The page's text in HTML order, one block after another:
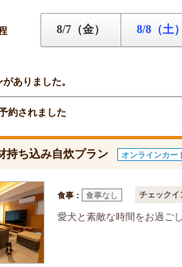
8/7（金） 8/8（土）
ありました。
約されました
持ち込み自炊プラン オンラインカー
食事： 食事なし チェックイ
愛犬と素敵な時間をお過ごし